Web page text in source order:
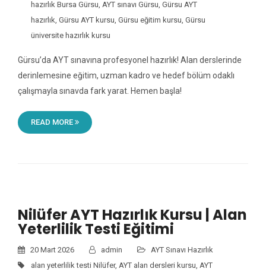
hazırlık Bursa Gürsu AYT sınavı Gürsu Gürsu AYT
hazırlık Gürsu AYT kursu Gürsu eğitim kursu Gürsu
üniversite hazırlık kursu
Gürsu’da AYT sınavına profesyonel hazırlık! Alan derslerinde
derinlemesine eğitim, uzman kadro ve hedef bölüm odaklı
çalışmayla sınavda fark yarat. Hemen başla!
READ MORE
Nilüfer AYT Hazırlık Kursu | Alan
Yeterlilik Testi Eğitimi
20 Mart 2026 admin
AYT Sınavı Hazırlık
alan yeterlilik testi Nilüfer, AYT alan dersleri kursu AYT